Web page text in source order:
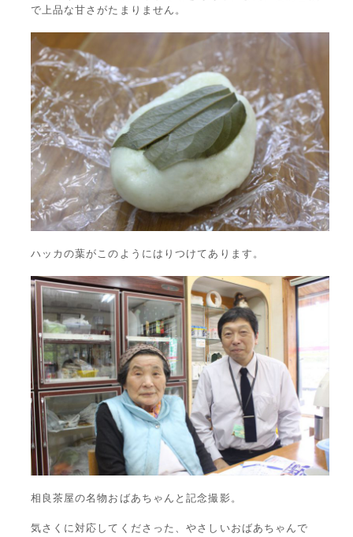
で上品な甘さがたまりません。
ハッカの葉がこのようにはりつけてあります。
相良茶屋の名物おばあちゃんと記念撮影。
気さくに対応してくださった、やさしいおばあちゃんで